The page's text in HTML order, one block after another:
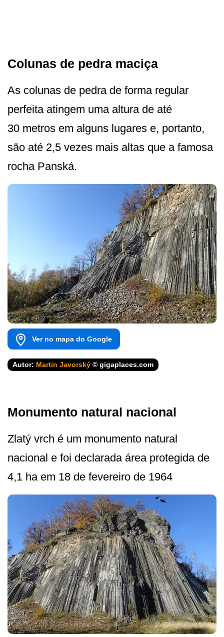
Colunas de pedra maciça
As colunas de pedra de forma regular
perfeita atingem uma altura de até
30 metros em alguns lugares e, portanto,
são até 2,5 vezes mais altas que a famosa
rocha Panská.
Ver no mapa do Google
Autor: Martin Javorský © gigaplaces.com
Monumento natural nacional
Zlatý vrch é um monumento natural
nacional e foi declarada área protegida de
4,1 ha em 18 de fevereiro de 1964